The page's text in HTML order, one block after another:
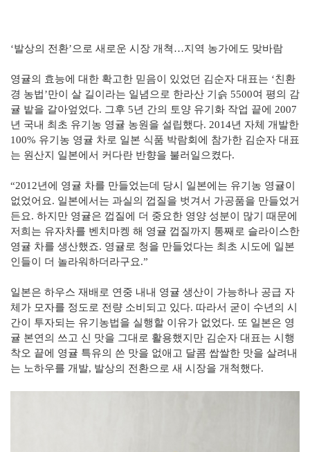
‘발상의 전환’으로 새로운 시장 개쳑…지역 농가에도 맞바람
영귤의 효능에 대한 확고한 믿음이 있었던 김순자 대표는 ‘친환
경 농법’만이 살 길이라는 일념으로 한라산 기슭 5500여 평의 감
귤 밭을 갈아엎었다. 그후 5년 간의 토양 유기화 작업 끝에 2007
년 국내 최초 유기농 영귤 농원을 설립했다. 2014년 자체 개발한
100% 유기농 영귤 차로 일본 식품 박람회에 참가한 김순자 대표
는 원산지 일본에서 커다란 반향을 불러일으켰다.
“2012년에 영귤 차를 만들었는데 당시 일본에는 유기농 영귤이
없었어요. 일본에서는 과실의 껍질을 벗겨서 가공품을 만들었거
든요. 하지만 영귤은 껍질에 더 중요한 영양 성분이 많기 때문에
저희는 유자차를 벤치마켕 해 영귤 껍질까지 통째로 슬라이스한
영귤 차를 생산했죠. 영귤로 청을 만들었다는 최초 시도에 일본
인들이 더 놀라워하더라구요.”
일본은 하우스 재배로 연중 내내 영귤 생산이 가능하나 공급 자
체가 모자를 정도로 전량 소비되고 있다. 따라서 굳이 수년의 시
간이 투자되는 유기농법을 실행할 이유가 없었다. 또 일본은 영
귤 본연의 쓰고 신 맛을 그대로 활용했지만 김순자 대표는 시행
착오 끝에 영귤 특유의 쓴 맛을 없애고 달콤 쌉쌀한 맛을 살려내
는 노하우를 개발, 발상의 전환으로 새 시장을 개척했다.